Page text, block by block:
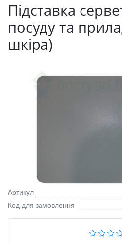
Підставка
посуду та
шкіра)
Артикул
Код для замовлення